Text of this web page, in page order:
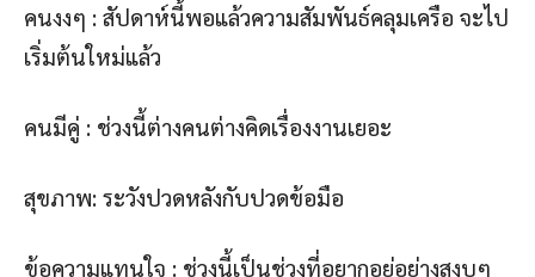
คนงงๆ : สัปดาห์นี้พอแล้วความสัมพันธ์คลุมเครือ จะไป
เริ่มต้นใหม่แล้ว
คนมีคู่ : ช่วงนี้ต่างคนต่างคิดเรื่องงานเยอะ
สุขภาพ: ระวังปวดหลังกับปวดข้อมือ
ข้อความแทนใจ : ช่วงนี้เป็นช่วงที่อยากอยู่อย่างสงบๆ